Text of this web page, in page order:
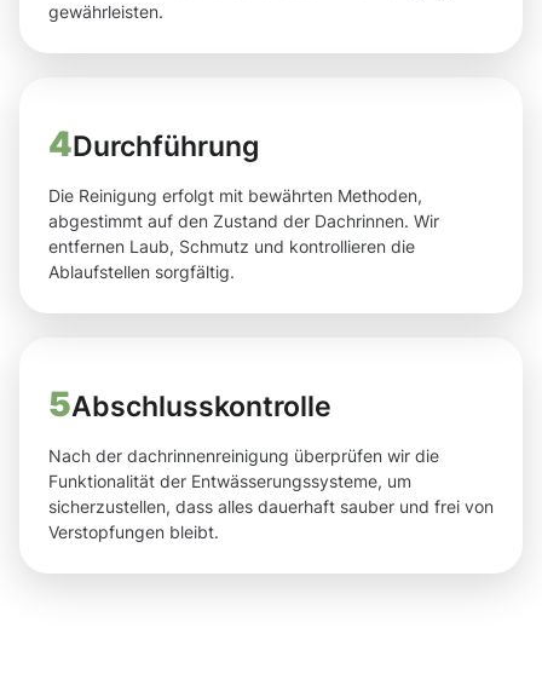
gewährleisten.
4Durchführung
Die Reinigung erfolgt mit bewährten Methoden,
abgestimmt auf den Zustand der Dachrinnen. Wir
entfernen Laub, Schmutz und kontrollieren die
Ablaufstellen sorgfältig.
5Abschlusskontrolle
Nach der dachrinnenreinigung überprüfen wir die
Funktionalität der Entwässerungssysteme, um
sicherzustellen, dass alles dauerhaft sauber und frei von
Verstopfungen bleibt.